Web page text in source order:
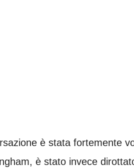
è stata fortemente
è stato invece